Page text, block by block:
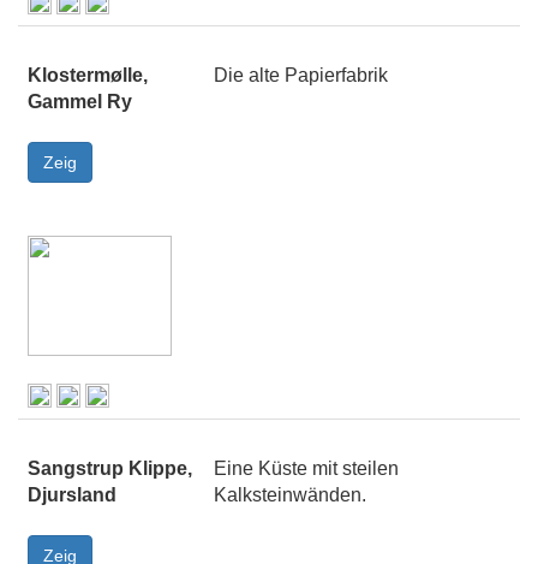
Klostermølle,
Gammel Ry
Die alte Papierfabrik
Sangstrup Klippe,
Djursland
Eine Küste mit steilen
Kalksteinwänden.